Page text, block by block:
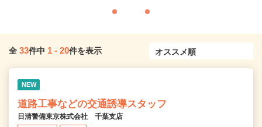
全 33件中 1 - 20件を表示
NEW
道路工事などの交通誘導スタッフ
日清警備東京株式会社 千葉支店